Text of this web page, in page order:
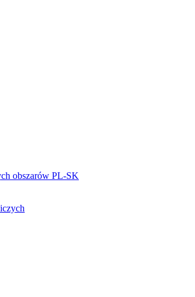
obszarów PL-SK